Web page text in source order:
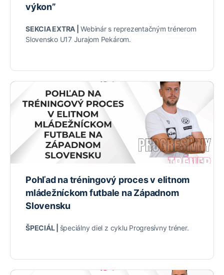
výkon”
SEKCIA EXTRA |
Webinár s reprezentačným trénerom
Slovensko U17 Jurajom Pekárom.
Pohľad na tréningový proces v elitnom
mládežníckom futbale na Západnom
Slovensku
ŠPECIÁL | špeciálny diel z cyklu Progresívny tréner.